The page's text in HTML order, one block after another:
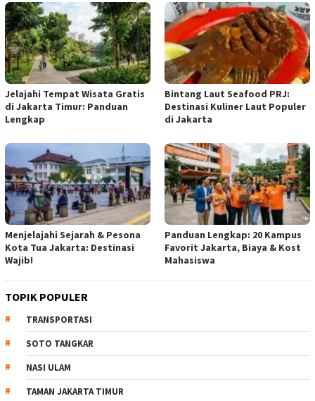
Jelajahi Tempat Wisata Gratis
di Jakarta Timur: Panduan
Lengkap
Bintang Laut Seafood PRJ:
Destinasi Kuliner Laut Populer
di Jakarta
Menjelajahi Sejarah & Pesona
Kota Tua Jakarta: Destinasi
Wajib!
Panduan Lengkap: 20 Kampus
Favorit Jakarta, Biaya & Kost
Mahasiswa
TOPIK POPULER
TRANSPORTASI
SOTO TANGKAR
NASI ULAM
TAMAN JAKARTA TIMUR